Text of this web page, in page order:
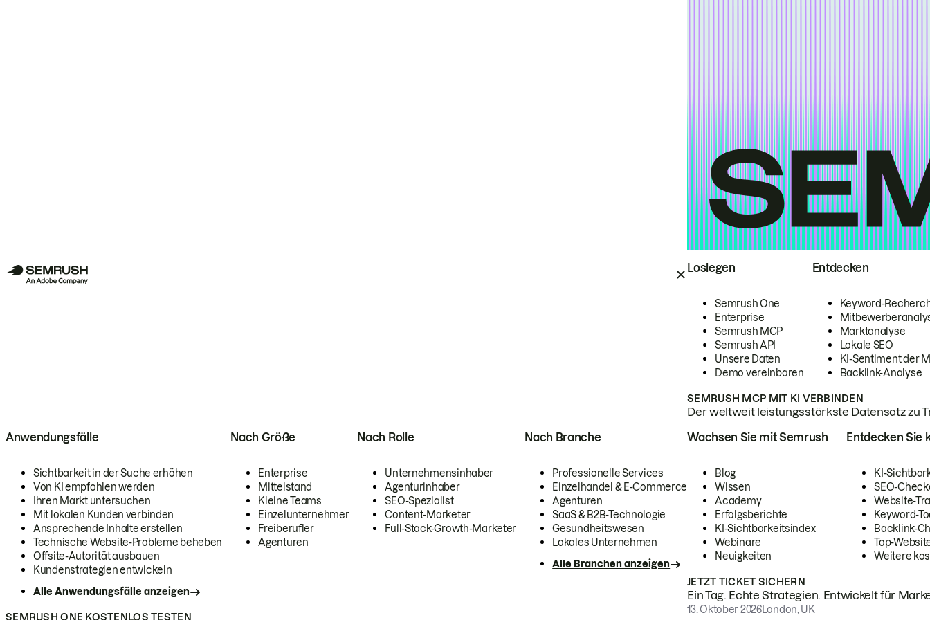
Loslegen
Semrush One
Enterprise
Semrush MCP
Semrush API
Unsere Daten
Demo vereinbaren
Entdecken
Keyword-
Marktanalyse
Lokale SEO
KI-Sentiment der
Backlink-Analyse
SEMRUSH MCP MIT KI VERBINDEN
Der weltweit leistungsstärkste Datensatz zu
Anwendungsfälle
Sichtbarkeit in der Suche erhöhen
Von KI empfohlen werden
Ihren Markt untersuchen
Mit lokalen Kunden verbinden
Ansprechende Inhalte erstellen
Technische Website-Probleme beheben
Offsite-Autorität ausbauen
Kundenstrategien entwickeln
Alle Anwendungsfälle anzeigen
Nach Größe
Enterprise
Mittelstand
Kleine Teams
Einzelunternehmer
Freiberufler
Agenturen
Nach Rolle
Unternehmensinhaber
Agenturinhaber
SEO-Spezialist
Content-Marketer
Full-Stack-Growth-Marketer
Nach Branche
Professionelle Services
Einzelhandel & E-Commerce
Agenturen
SaaS & B2B-Technologie
Gesundheitswesen
Lokales Unternehmen
Alle Branchen anzeigen
SEMRUSH ONE KOSTENLOS TESTEN
Wachsen Sie mit Semrush
Blog
Wissen
Academy
Erfolgsberichte
KI-Sichtbarkeitsindex
Webinare
Neuigkeiten
Entdecken Sie
KI-
SEO-
Website-
Keyword-
Backlink-
Top-
Weitere
JETZT TICKET SICHERN
Ein Tag. Echte Strategien. Entwickelt für
13. Oktober 2026London, UK